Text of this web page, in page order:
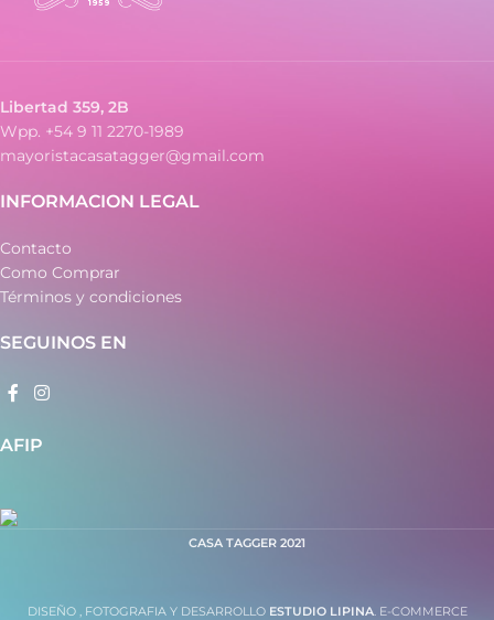
Libertad 359, 2B
Wpp. +54 9 11 2270-1989
mayoristacasatagger@gmail.com
INFORMACION LEGAL
Contacto
Como Comprar
Términos y condiciones
SEGUINOS EN
AFIP
CASA TAGGER 2021
DISEÑO , FOTOGRAFIA Y DESARROLLO ESTUDIO LIPINA. E-COMMERCE